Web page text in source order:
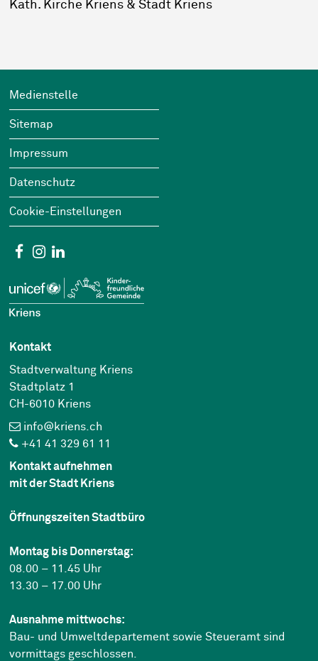
Kath. Kirche Kriens & Stadt Kriens
Footer
Wichtige Links
Medienstelle
Sitemap
Impressum
Datenschutz
Cookie-Einstellungen
Social Media
Facebook
Instagram
Kontakt
Stadtverwaltung Kriens
Stadtplatz 1
CH-6010 Kriens
info@kriens.ch
+41 41 329 61 11
Kontakt aufnehmen
mit der Stadt Kriens
Öffnungszeiten Stadtbüro
Montag bis Donnerstag:
08.00 – 11.45 Uhr
13.30 – 17.00 Uhr
Ausnahme mittwochs:
Bau- und Umweltdepartement sowie Steueramt sind
vormittags geschlossen.